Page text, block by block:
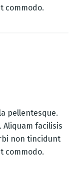
commodo.
pellentesque.
facilisis
non tincidunt
commodo.